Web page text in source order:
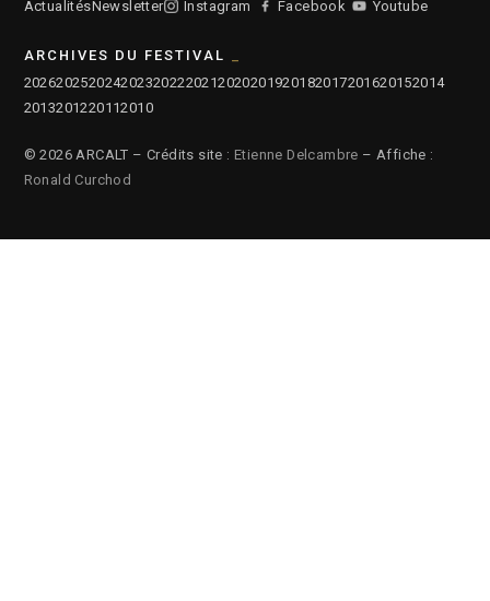
ActualitésNewsletter Instagram Facebook Youtube
ARCHIVES DU FESTIVAL
2026202520242023202220212020201920182017201620152014
2013201220112010
© 2026 ARCALT – Crédits site : Etienne Delcambre – Affiche :
Ronald Curchod